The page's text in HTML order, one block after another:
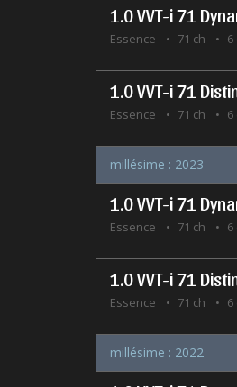
1.0 VVT-i 71
Essence 71 ch 6
1.0 VVT-i 71
Essence 71 ch 6
millésime : 2023
1.0 VVT-i 71
Essence 71 ch 6
1.0 VVT-i 71
Essence 71 ch 6
millésime : 2022